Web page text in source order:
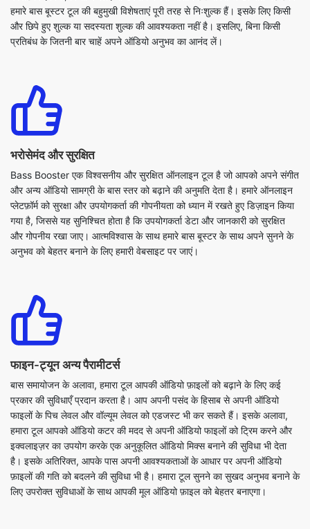
भरोसेमंद और सुरक्षित
Bass Booster एक विश्वसनीय और सुरक्षित ऑनलाइन टूल है जो आपको अपने संगीत
और अन्य ऑडियो सामग्री के बास स्तर को बढ़ाने की अनुमति देता है। हमारे ऑनलाइन
गया है, जिससे यह सुनिश्चित होता है कि उपयोगकर्ता डेटा और जानकारी को सुरक्षित
और गोपनीय रखा जाए। आत्मविश्वास के साथ हमारे बास बूस्टर के साथ अपने सुनने के
अनुभव को बेहतर बनाने के लिए हमारी वेबसाइट पर जाएं।
फाइन-ट्यून अन्य पैरामीटर्स
बास समायोजन के अलावा, हमारा टूल आपकी ऑडियो फ़ाइलों को बढ़ाने के लिए कई
प्रकार की सुविधाएँ प्रदान करता है। आप अपनी पसंद के हिसाब से अपनी ऑडियो
हमारा टूल आपको ऑडियो कटर की मदद से अपनी ऑडियो फाइलों को ट्रिम करने और
इक्वलाइज़र का उपयोग करके एक अनुकूलित ऑडियो मिक्स बनाने की सुविधा भी देता
है। इसके अतिरिक्त, आपके पास अपनी आवश्यकताओं के आधार पर अपनी ऑडियो
फ़ाइलों की गति को बदलने की सुविधा भी है। हमारा टूल सुनने का सुखद अनुभव बनाने के
लिए उपरोक्त सुविधाओं के साथ आपकी मूल ऑडियो फ़ाइल को बेहतर बनाएगा।